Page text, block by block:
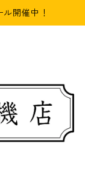
開催中！